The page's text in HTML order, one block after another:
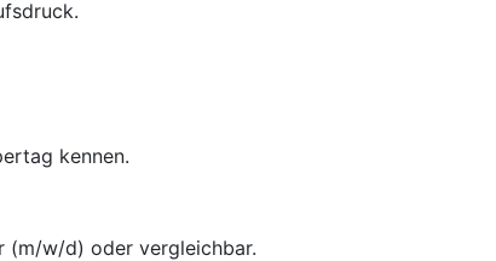
kennen.
(m/w/d) oder vergleichbar.